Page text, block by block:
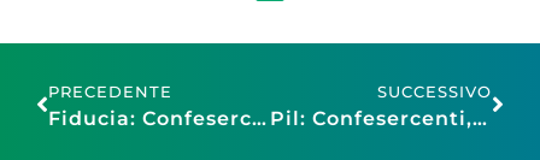
PRECEDENTE
Fiducia: Confesercenti, segnale positivo dal turismo, gli operatori scommettono su accelerazione. Ma il quadro generale resta condizionato dall’incertezza sul futuro
SUCCESSIVO
Pil: Confesercenti, incertezza dovuta ai dazi ha frenato l’economia